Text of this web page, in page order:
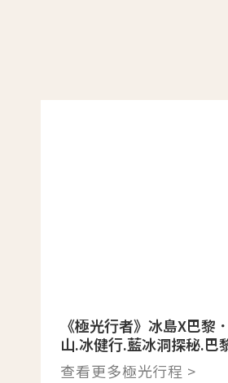
《極光行者》冰島X巴黎
山.冰健行.藍冰洞探秘.巴
查看更多極光行程 >